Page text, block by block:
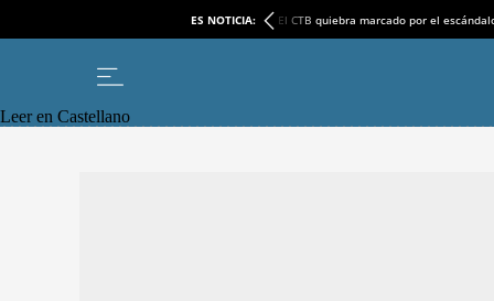
ES NOTICIA: El CTB quiebra marcado por el
Leer en Castellano